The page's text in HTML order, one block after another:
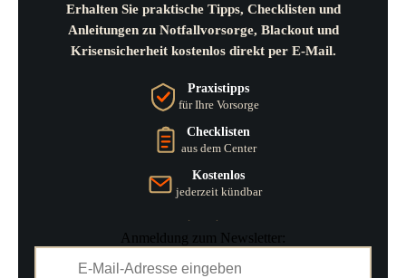
Erhalten Sie praktische Tipps, Checklisten und
Anleitungen zu Notfallvorsorge, Blackout und
Krisensicherheit kostenlos direkt per E-Mail.
Praxistipps
für Ihre Vorsorge
Checklisten
aus dem Center
Kostenlos
jederzeit kündbar
Anmeldung zum Newsletter: